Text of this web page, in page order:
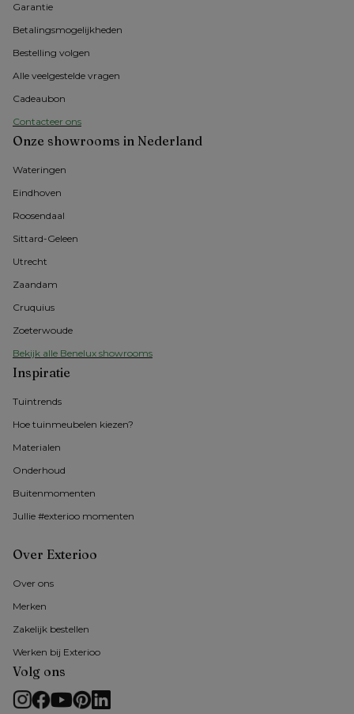
Garantie
Betalingsmogelijkheden
Bestelling volgen
Alle veelgestelde vragen
Cadeaubon
Contacteer ons
Onze showrooms in Nederland
Wateringen
Eindhoven
Roosendaal
Sittard-Geleen
Utrecht
Zaandam
Cruquius
Zoeterwoude
Bekijk alle Benelux showrooms
Inspiratie
Tuintrends
Hoe tuinmeubelen kiezen?
Materialen
Onderhoud
Buitenmomenten
Jullie #exterioo momenten
Over Exterioo
Over ons
Merken
Zakelijk bestellen
Werken bij Exterioo
Volg ons